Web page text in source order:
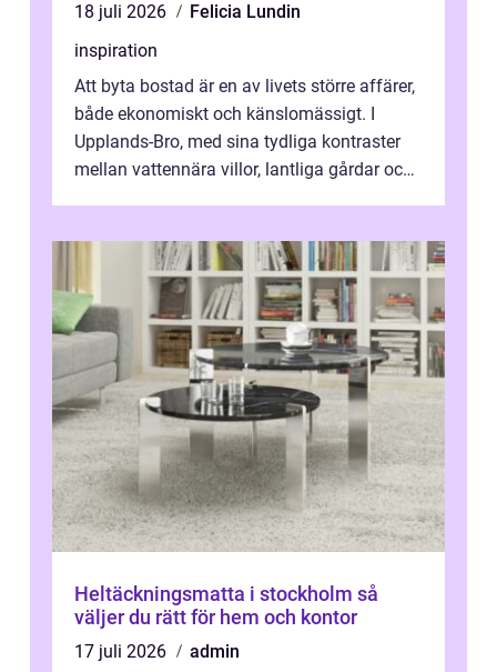
18 juli 2026
Felicia Lundin
inspiration
Att byta bostad är en av livets större affärer,
både ekonomiskt och känslomässigt. I
Upplands-Bro, med sina tydliga kontraster
mellan vattennära villor, lantliga gårdar och
Heltäckningsmatta i stockholm så
väljer du rätt för hem och kontor
17 juli 2026 admin